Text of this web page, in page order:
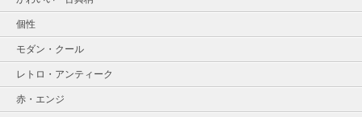
個性
モダン・クール
レトロ・アンティーク
赤・エンジ